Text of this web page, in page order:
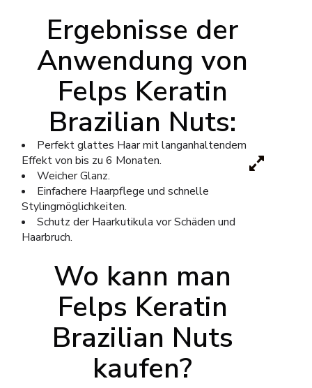
Ergebnisse der
Anwendung von
Felps Keratin
Brazilian Nuts:
Perfekt glattes Haar mit langanhaltendem
Effekt von bis zu 6 Monaten.
Weicher Glanz.
Einfachere Haarpflege und schnelle
Stylingmöglichkeiten.
Schutz der Haarkutikula vor Schäden und
Haarbruch.
Wo kann man
Felps Keratin
Brazilian Nuts
kaufen?